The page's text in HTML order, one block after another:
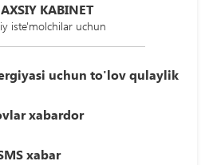
KABINET
iste'molchilar uchun
uchun to'lov qulaylik
xabardor
xabar